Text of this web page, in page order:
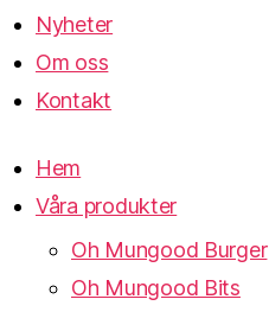
Nyheter
Om oss
Kontakt
Hem
Våra produkter
Oh Mungood Burger
Oh Mungood Bits